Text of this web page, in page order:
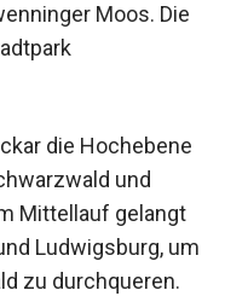
Moos. Die
die Hochebene
und
Mittellauf gelangt
Ludwigsburg, um
zu durchqueren.